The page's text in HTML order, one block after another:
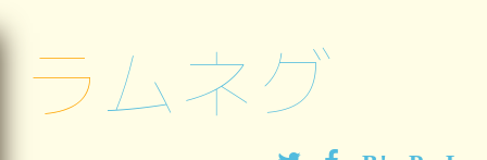
ラムネグ